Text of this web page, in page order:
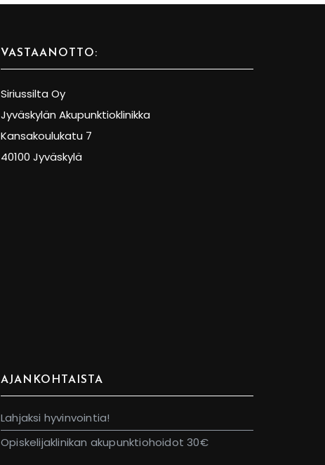
VASTAANOTTO:
Siriussilta Oy
Jyväskylän Akupunktioklinikka
Kansakoulukatu 7
40100 Jyväskylä
AJANKOHTAISTA
Lahjaksi hyvinvointia!
Opiskelijaklinikan akupunktiohoidot 30€